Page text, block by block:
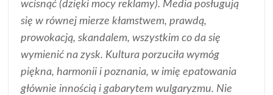
wcisnąć (dzięki mocy reklamy). Media posługują
się w równej mierze kłamstwem, prawdą,
prowokacją, skandalem, wszystkim co da się
wymienić na zysk. Kultura porzuciła wymóg
piękna, harmonii i poznania, w imię epatowania
głównie innością i gabarytem wulgaryzmu. Nie